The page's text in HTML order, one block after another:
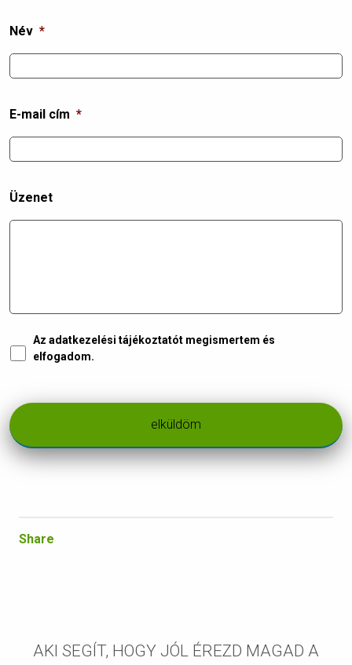
Név *
E-mail cím *
Üzenet
Adatkezelés *
Az adatkezelési tájékoztatót megismertem és
elfogadom.
Share
AKI SEGÍT, HOGY JÓL ÉREZD MAGAD A